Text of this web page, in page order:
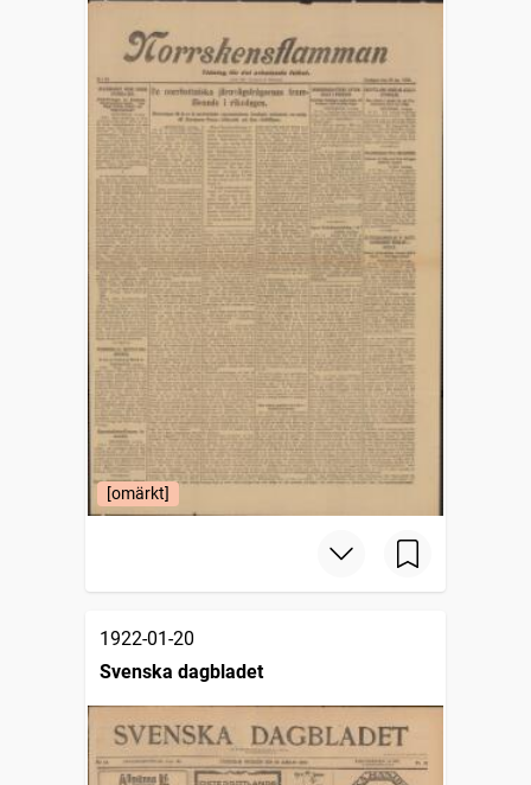
[omärkt]
1922-01-20
Svenska dagbladet